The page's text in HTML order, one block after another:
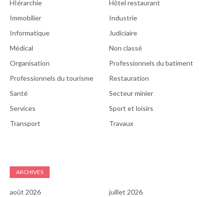
HIérarchie
Hôtel restaurant
Immobilier
Industrie
Informatique
Judiciaire
Médical
Non classé
Organisation
Professionnels du batiment
Professionnels du tourisme
Restauration
Santé
Secteur minier
Services
Sport et loisirs
Transport
Travaux
ARCHIVES
août 2026
juillet 2026